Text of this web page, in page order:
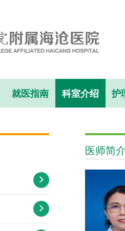
就医指南 科室介绍 护
医师简